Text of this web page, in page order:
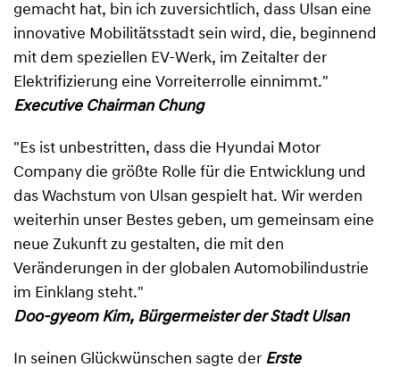
gemacht hat, bin ich zuversichtlich, dass Ulsan eine
innovative Mobilitätsstadt sein wird, die, beginnend
mit dem speziellen EV-Werk, im Zeitalter der
Elektrifizierung eine Vorreiterrolle einnimmt."
Executive Chairman Chung
"Es ist unbestritten, dass die Hyundai Motor
Company die größte Rolle für die Entwicklung und
das Wachstum von Ulsan gespielt hat. Wir werden
weiterhin unser Bestes geben, um gemeinsam eine
neue Zukunft zu gestalten, die mit den
Veränderungen in der globalen Automobilindustrie
im Einklang steht."
Doo-gyeom Kim, Bürgermeister der Stadt Ulsan
In seinen Glückwünschen sagte der Erste